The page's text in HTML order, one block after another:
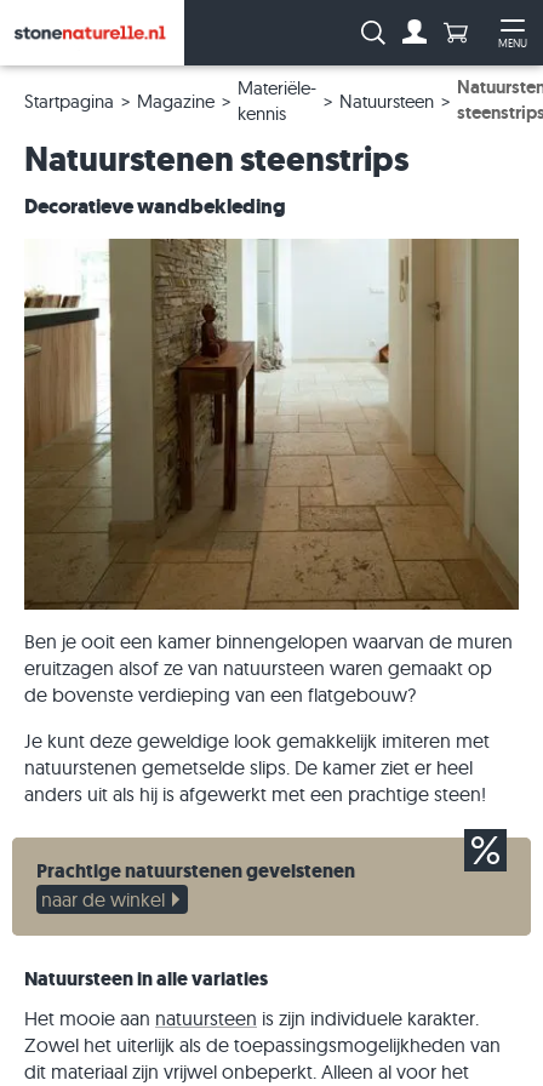
MENU
Zoeken: Aantal
Startpagina Magazine
Materiële-
kennis
Natuursteen
Natuurstenen steenstrips
Decoratieve wandbekleding
Ben je ooit een kamer binnengelopen waarvan de muren
eruitzagen alsof ze van natuursteen waren gemaakt op
de bovenste verdieping van een flatgebouw?
Je kunt deze geweldige look gemakkelijk imiteren met
natuurstenen gemetselde slips. De kamer ziet er heel
anders uit als hij is afgewerkt met een prachtige steen!
Prachtige natuurstenen gevelstenen
naar de winkel
Natuursteen in alle variaties
Het mooie aan natuursteen is zijn individuele karakter.
Zowel het uiterlijk als de toepassingsmogelijkheden van
dit materiaal zijn vrijwel onbeperkt. Alleen al voor het